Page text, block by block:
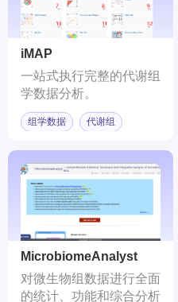
iMAP
一站式执行完整的代谢组
学数据分析。
组学数据 代谢组
MicrobiomeAnalyst
对微生物组数据进行全面
的统计、功能和综合分析